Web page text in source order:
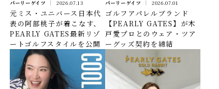
パーリーゲイツ 2026.07.13
元ミス・ユニバース日本代
表の阿部桃子が着こなす、
PEARLY GATES最新リゾ
ートゴルフスタイルを公開
パーリーゲイツ 2026.07.01
ゴルフアパレルブランド
【PEARLY GATES】が木
戸愛プロとのウェア・ツア
ーグッズ契約を締結